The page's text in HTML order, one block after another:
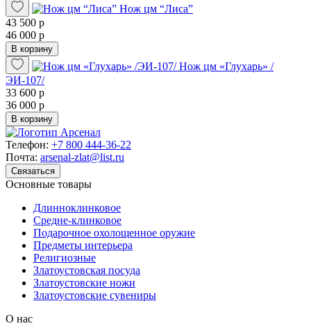
Нож цм “Лиса”
43 500 р
46 000 р
В корзину
Нож цм «Глухарь» /
ЭИ-107/
33 600 р
36 000 р
В корзину
Телефон: +7 800 444-36-22
Почта: arsenal-zlat@list.ru
Связаться
Основные товары
Длинноклинковое
Средне-клинковое
Подарочное охолощенное оружие
Предметы интерьера
Религиозные
Златоустовская посуда
Златоустовские ножи
Златоустовские сувениры
О нас